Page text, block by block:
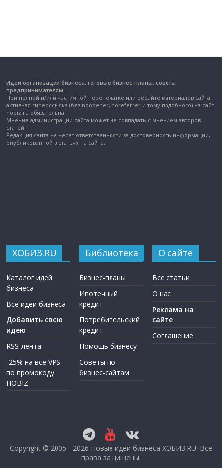
Идеи организации бизнеса, готовые бизнес-планы, советы
предпринимателям.
При полной и/или частичной перепечатке или рерайте материалов сайта
активная гиперссылка (без noopener, noreferrer и тому подобного) на сайт
hobiz.ru обязательна.
Мнение администрации сайта может не совпадать с мнением авторов
статей.
Редакция сайта не несет ответственности за достоверность информации,
опубликованной в статьях на сайте.
ХОБИЗ.RU
Каталог идей
бизнеса
Все идеи бизнеса
Добавить свою
идею
RSS-лента
-25% на все VPS
по промокоду
HOBIZ
Библиотека
Бизнес-планы
Ипотечный
кредит
Потребительский
кредит
Помощь бизнесу
Советы по
бизнес-сайтам
О сайте
Все статьи
О нас
Реклама на
сайте
Соглашение
Copyright © 2005 - 2026 Новые идеи бизнеса ХОБИЗ.RU. Все
права защищены.